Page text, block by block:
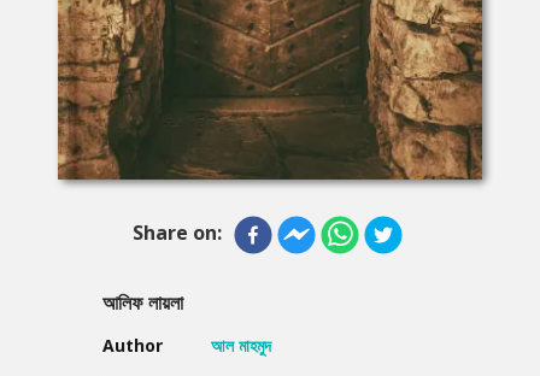
Share on:
আলিফ লায়লা
Author
আল মাহমুদ